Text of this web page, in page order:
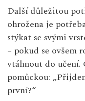
Další důležitou
ohrožena je
stýkat se svými
– pokud se ovšem
vtáhnout do učení.
pomůckou:
první?“